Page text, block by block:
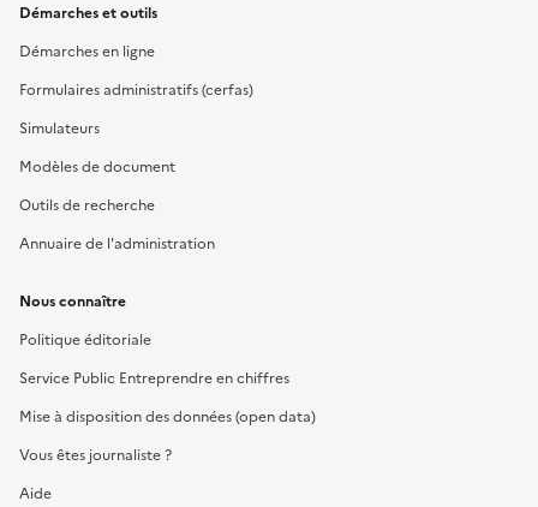
Démarches et outils
Démarches en ligne
Formulaires administratifs (cerfas)
Simulateurs
Modèles de document
Outils de recherche
Annuaire de l'administration
Nous connaître
Politique éditoriale
Service Public Entreprendre en chiffres
Mise à disposition des données (open data)
Vous êtes journaliste ?
Aide